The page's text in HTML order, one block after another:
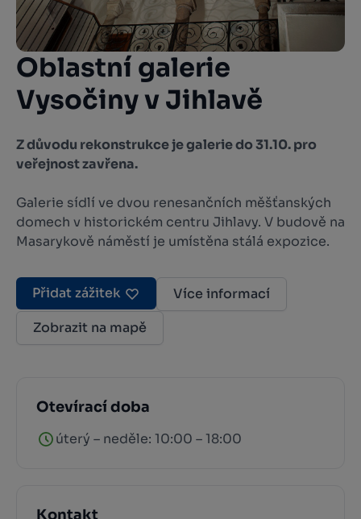
Oblastní galerie
Vysočiny v Jihlavě
Z důvodu rekonstrukce je galerie do 31.10. pro
veřejnost zavřena.
Galerie sídlí ve dvou renesančních měšťanských
domech v historickém centru Jihlavy. V budově na
Masarykově náměstí je umístěna stálá expozice.
Přidat zážitek
Více informací
Zobrazit na mapě
Otevírací doba
úterý – neděle: 10:00 – 18:00
Kontakt